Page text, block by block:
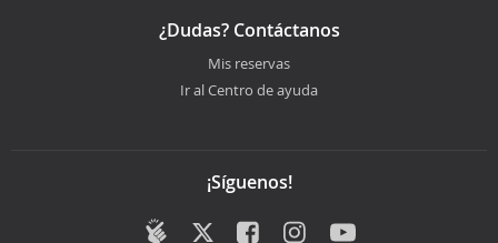
¿Dudas? Contáctanos
Mis reservas
Ir al Centro de ayuda
¡Síguenos!